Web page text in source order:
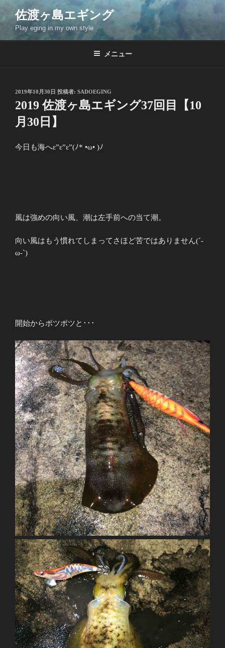
コ
ン
ン
佐渡ヶ島エギング
Play eging in my own style
メニュー
投
稿
日:
2019年10月30日 投稿者: SADOEGING
2019 佐渡ヶ島エギング37回目【10
月30日】
今日も海へε”ε”ε”(ﾉ* •ω• )ﾉ
風は強めの向い風、潮は左手前への当て潮。
向い風はもう慣れてしまってさほど苦ではありません(´-
ω-`)
開始からポツポツと･･･